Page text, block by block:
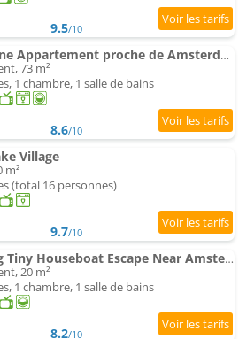
9.5/10
The marine Appartement proche de Amsterdam by Weltevreden Experience
73 m²
1 chambre, 1 salle de bains
8.6/10
Village
m²
(total 16 personnes)
9.7/10
Charming Tiny Houseboat Escape Near Amsterdam by Weltevreden Experience
20 m²
1 chambre, 1 salle de bains
8.2/10